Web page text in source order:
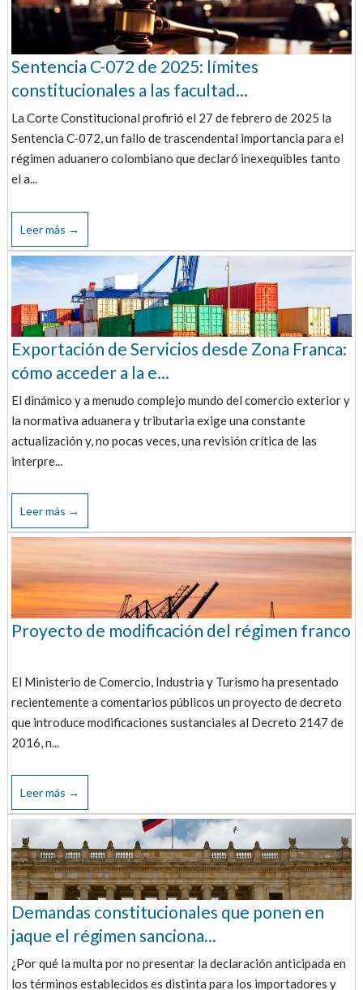
Sentencia C-072 de 2025: límites
constitucionales a las facultad...
La Corte Constitucional profirió el 27 de febrero de 2025 la
Sentencia C-072, un fallo de trascendental importancia para el
régimen aduanero colombiano que declaró inexequibles tanto
el a...
Leer más →
Exportación de Servicios desde Zona Franca:
cómo acceder a la e...
El dinámico y a menudo complejo mundo del comercio exterior y
la normativa aduanera y tributaria exige una constante
actualización y, no pocas veces, una revisión crítica de las
interpre...
Leer más →
Proyecto de modificación del régimen franco
El Ministerio de Comercio, Industria y Turismo ha presentado
recientemente a comentarios públicos un proyecto de decreto
que introduce modificaciones sustanciales al Decreto 2147 de
2016, n...
Leer más →
Demandas constitucionales que ponen en
jaque el régimen sanciona...
¿Por qué la multa por no presentar la declaración anticipada en
los términos establecidos es distinta para los importadores y